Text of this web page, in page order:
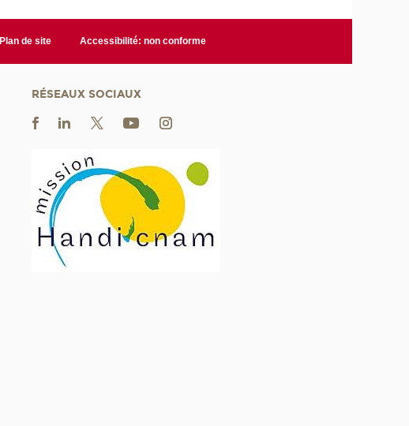
Plan de site Accessibilité: non conforme
RÉSEAUX SOCIAUX